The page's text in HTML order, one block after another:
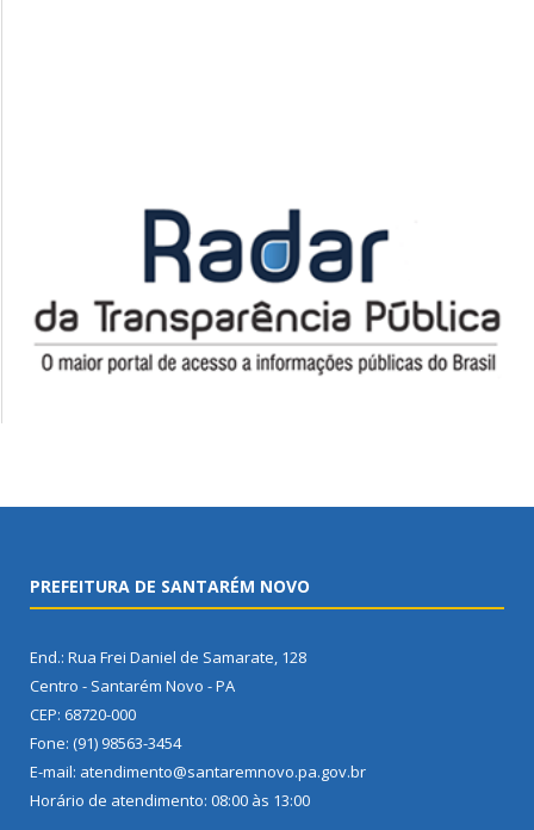
PREFEITURA DE SANTARÉM NOVO
End.: Rua Frei Daniel de Samarate, 128
Centro - Santarém Novo - PA
CEP: 68720-000
Fone: (91) 98563-3454
E-mail: atendimento@santaremnovo.pa.gov.br
Horário de atendimento: 08:00 às 13:00